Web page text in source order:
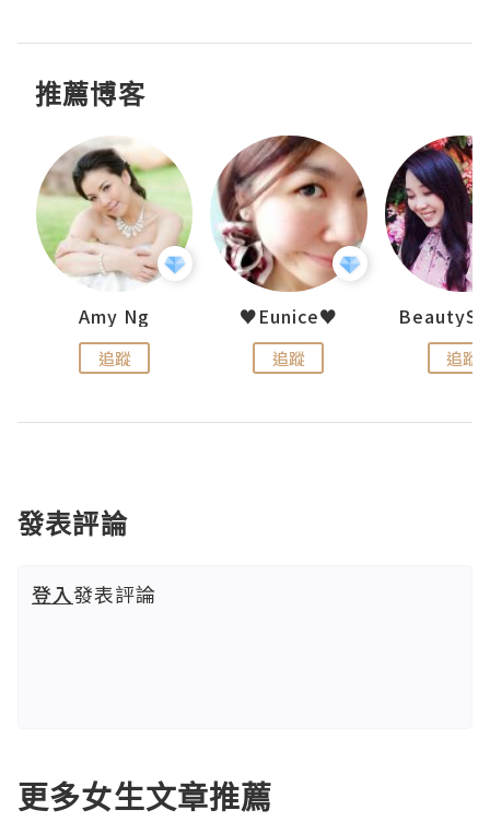
推薦博客
Amy Ng
追蹤
♥Eunice♥
追蹤 追蹤
發表評論
登入發表評論
更多女生文章推薦